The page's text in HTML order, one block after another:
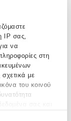
IP σας,
να
στη
σχετικά με
του κοινού